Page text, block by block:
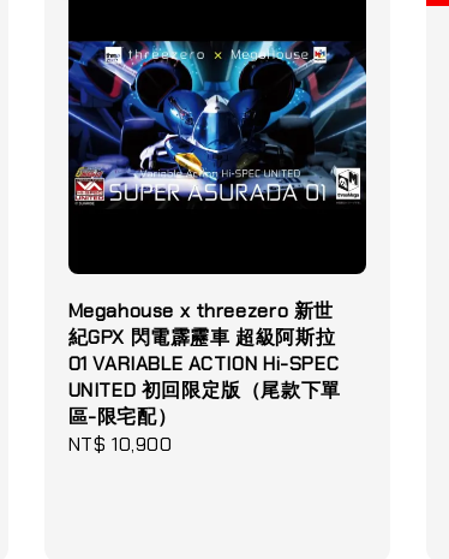
Megahouse x threezero 新世
紀GPX 閃電霹靂車 超級阿斯拉
01 VARIABLE ACTION Hi-SPEC
UNITED 初回限定版（尾款下單
區-限宅配）
Regular
NT$ 10,900